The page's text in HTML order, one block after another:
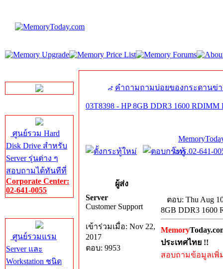
ศูนย์รวม Hard
Disk Drive สำหรับ
Server รุ่นต่าง ๆ
สอบถามได้ทันทีที่
Corporate Center:
02-641-0055
ศูนย์รวมแรม
Server และ
Workstation ชนิด
คำถามถามบ่อยของกระดานข่
03T8398 - HP 8GB DDR3 1600 RDIMM
โทร.02-641-
ผู้ส่ง
Server
Customer Support
เข้าร่วมเมื่อ: Nov 22,
2017
ตอบ: 9953
ตอบ: Thu Aug
8GB DDR3 1600
Memory
ประเทศไทย !!
สอบถามข้อมูลเพิ่